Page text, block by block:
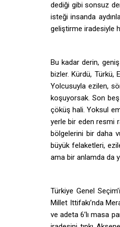
dediği gibi sonsuz
isteği insanda
geliştirme iradesiyle
Bu kadar derin,
bizler. Kürdü, Türkü,
Yolcusuyla ezilen,
koşuyorsak. Son beş
çöküş hali. Yoksul
yerle bir eden resmi
bölgelerini bir daha
büyük felaketleri,
ama bir anlamda da
Türkiye Genel
Millet Ittifakı’nda
ve adeta 6’lı masa